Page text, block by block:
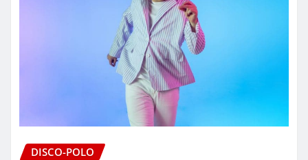
DISCO-POLO